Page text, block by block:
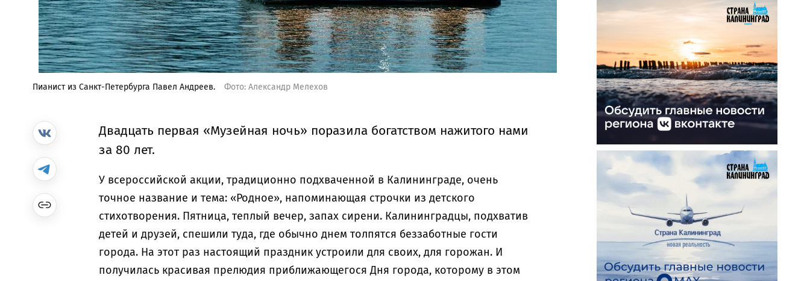
Пианист из Санкт-Петербурга Павел Андреев. Фото: Александр Мелехов
Двадцать первая «Музейная ночь» поразила богатством нажитого нами
за 80 лет.
У всероссийской акции, традиционно подхваченной в Калининграде, очень
точное название и тема: «Родное», напоминающая строчки из детского
стихотворения. Пятница, теплый вечер, запах сирени. Калининградцы, подхватив
детей и друзей, спешили туда, где обычно днем толпятся беззаботные гости
города. На этот раз настоящий праздник устроили для своих, для горожан. И
получилась красивая прелюдия приближающегося Дня города, которому в этом